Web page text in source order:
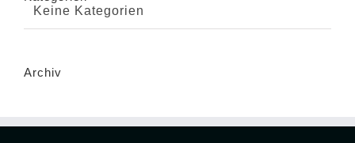
Keine Kategorien
Archiv